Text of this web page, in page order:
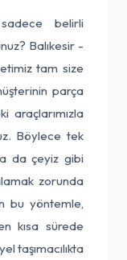
belirli
Balıkesir -
tam size
parça
araçlarımızla
Böylece tek
da çeyiz gibi
zorunda
bu yöntemle,
kısa sürede
taşımacılıkta